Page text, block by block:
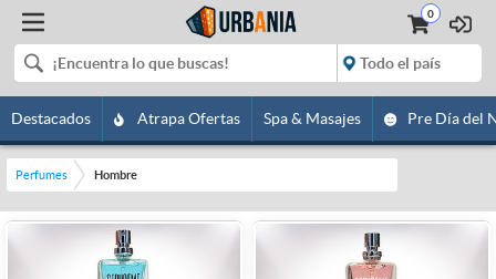
0
Destacados Atrapa Ofertas Spa & Masajes Pre Día del
Perfumes Hombre